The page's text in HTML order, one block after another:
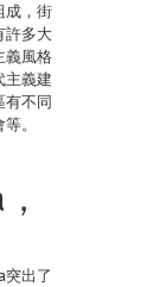
成，街
許多大
義風格
主義建
有不同
。
突出了